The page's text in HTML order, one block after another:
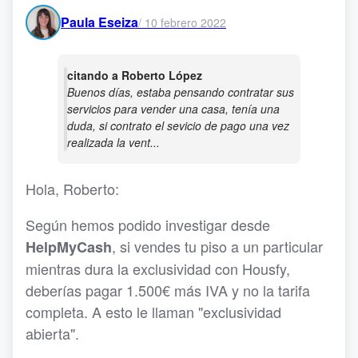
Paula Eseiza/ 10 febrero 2022
citando a Roberto López
Buenos días, estaba pensando contratar sus
servicios para vender una casa, tenía una
duda, si contrato el sevicio de pago una vez
realizada la vent...
Hola, Roberto:
Según hemos podido investigar desde
HelpMyCash, si vendes tu piso a un particular
mientras dura la exclusividad con Housfy,
deberías pagar 1.500€ más IVA y no la tarifa
completa. A esto le llaman "exclusividad
abierta".